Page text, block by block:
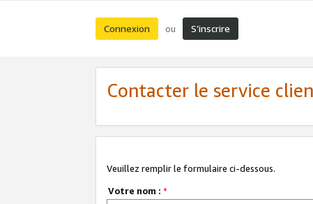
Connexion ou S’inscrire
Contacter le service
Veuillez remplir le formulaire ci-dessous.
Votre nom : *